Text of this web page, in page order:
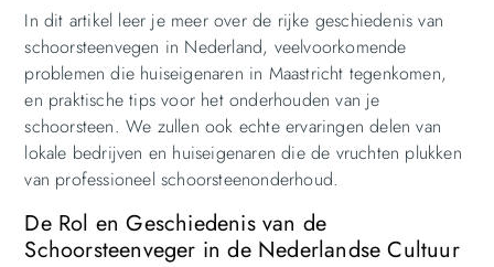
In dit artikel leer je meer over de rijke geschiedenis van
schoorsteenvegen in Nederland, veelvoorkomende
problemen die huiseigenaren in Maastricht tegenkomen,
en praktische tips voor het onderhouden van je
schoorsteen. We zullen ook echte ervaringen delen van
lokale bedrijven en huiseigenaren die de vruchten plukken
van professioneel schoorsteenonderhoud.
De Rol en Geschiedenis van de
Schoorsteenveger in de Nederlandse Cultuur